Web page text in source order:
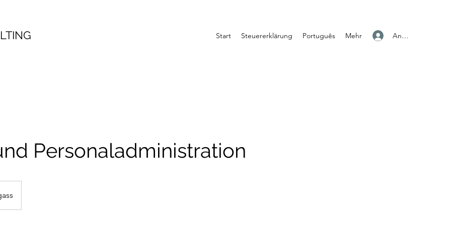
Anmelden
Start Steuererklärung Português Mehr
Personaladministration